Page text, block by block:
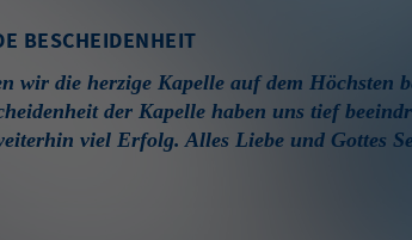
BESCHEIDENHEIT
wir die herzige Kapelle auf dem Höchsten
der Kapelle haben uns tief
viel Erfolg. Alles Liebe und Gottes